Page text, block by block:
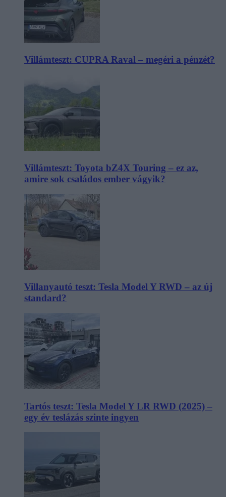
Villámteszt: CUPRA Raval – megéri a pénzét?
Villámteszt: Toyota bZ4X Touring – ez az,
amire sok családos ember vágyik?
Villanyautó teszt: Tesla Model Y RWD – az új
standard?
Tartós teszt: Tesla Model Y LR RWD (2025) –
egy év teslázás szinte ingyen